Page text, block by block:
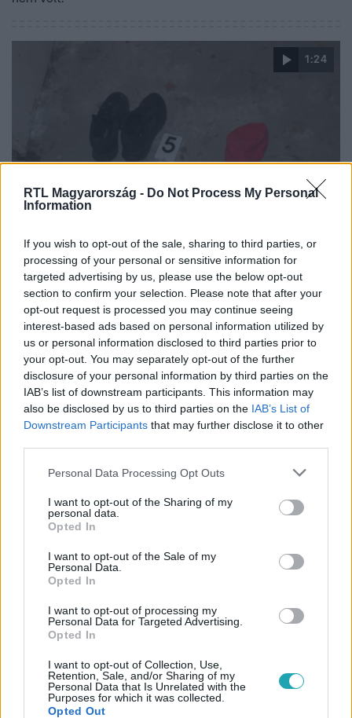
RTL Magyarország - Do Not Process My Personal
Information
If you wish to opt-out of the sale, sharing to third parties, or
processing of your personal or sensitive information for
targeted advertising by us, please use the below opt-out
section to confirm your selection. Please note that after your
opt-out request is processed you may continue seeing
interest-based ads based on personal information utilized by
us or personal information disclosed to third parties prior to
your opt-out. You may separately opt-out of the further
disclosure of your personal information by third parties on the
IAB’s list of downstream participants. This information may
also be disclosed by us to third parties on the IAB’s List of
Downstream Participants that may further disclose it to other
Please note that this website/app uses one or more Google
not limited to your visit or usage behaviour. You may click to
grant or deny consent to Google and its third-party tags to
use your data for below specified purposes in below Google
consent section.
Personal Data Processing Opt Outs
I want to opt-out of the Sharing of my
personal data.
Opted In
I want to opt-out of the Sale of my
Personal Data.
Opted In
I want to opt-out of processing my
Personal Data for Targeted Advertising.
Opted In
I want to opt-out of Collection, Use,
Retention, Sale, and/or Sharing of my
Personal Data that Is Unrelated with the
Purposes for which it was collected.
Opted Out
1:24
A lakás tulajdonosának cipőjében és barátnőjének
rózsaszín sapkájában menekült el a betörő
Műszaki eszközöket, pénzt és cipőket lopott el.
Az MLSZ minden korlátozás nélkül engedélyezi a
Nagy-Magyarország térkép használatát
A szövetség azon van, hogy az UEFA se büntesse a
térkép használatát.